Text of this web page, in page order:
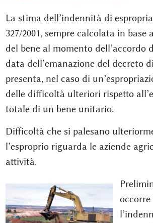
La stima dell’indennità di
327/2001, sempre calcolata in base
del bene al momento dell’accordo
data dell’emanazione del decreto
presenta, nel caso di
delle difficoltà ulteriori rispetto
totale di un bene unitario.
Difficoltà che si palesano
l’esproprio riguarda le aziende
attività.
occorre